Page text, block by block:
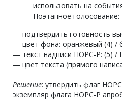
использовать на
Поэтапное голосование:
— подтвердить готовность
— цвет фона: оранжевый (4) /
— текст надписи НОРС-Р: (5) /
— цвет текста (прямого
Решение: утвердить флаг
экземпляр флага НОРС-Р